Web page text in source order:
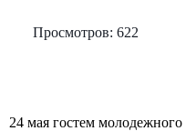
Просмотров: 622
24 мая гостем